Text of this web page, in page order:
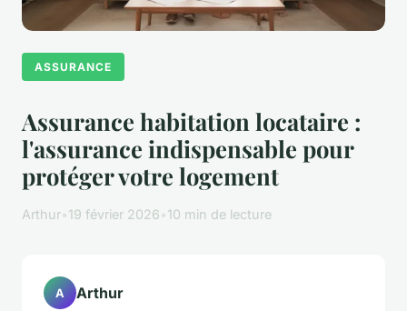
ASSURANCE
Assurance habitation locataire :
l'assurance indispensable pour
protéger votre logement
Arthur 19 février 2026 10 min de lecture
A Arthur